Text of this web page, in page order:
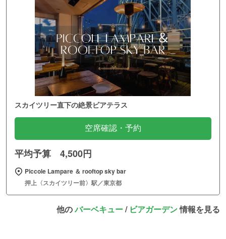
スカイツリー直下の絶景ビアテラス
空席確認・予約
平均予算 4,500円
Piccole Lampare ＆ rooftop sky bar
押上〈スカイツリー前〉駅／東京都
他のバーベキュー/ ビアガーデン情報を見る